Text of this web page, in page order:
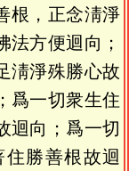
根，正念淸淨
法方便迴向；
淸淨殊勝心故
爲一切衆生住
迴向；爲一切
勝善根故迴